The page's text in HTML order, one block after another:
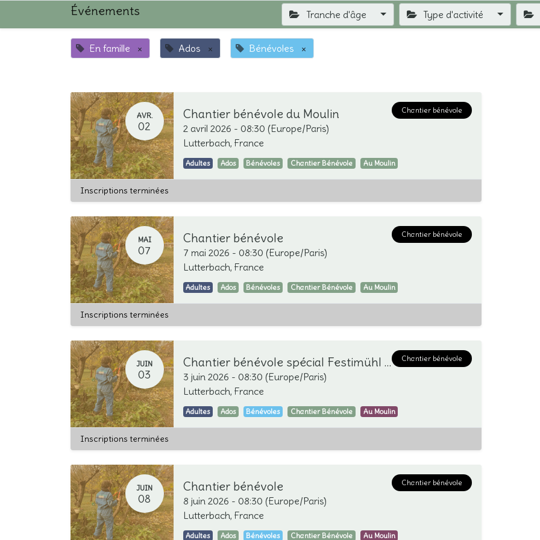
Événements Tranche d'âge Type d'activité
En famille × Ados × Bénévoles ×
AVR.
02
Chantier bénévole
Chantier bénévole du Moulin
2 avril 2026 - 08:30 (Europe/Paris)
Lutterbach, France
Adultes Ados Bénévoles Chantier Bénévole Au Moulin
Inscriptions terminées
MAI
07
Chantier bénévole
Chantier bénévole
7 mai 2026 - 08:30 (Europe/Paris)
Lutterbach, France
Adultes Ados Bénévoles Chantier Bénévole Au Moulin
Inscriptions terminées
JUIN
03
Chantier bénévole
Chantier bénévole spécial Festimühl 3-4-5 juin
3 juin 2026 - 08:30 (Europe/Paris)
Lutterbach, France
Adultes Ados Bénévoles Chantier Bénévole Au Moulin
Inscriptions terminées
JUIN
08
Chantier bénévole
Chantier bénévole
8 juin 2026 - 08:30 (Europe/Paris)
Lutterbach, France
Adultes Ados Bénévoles Chantier Bénévole Au Moulin